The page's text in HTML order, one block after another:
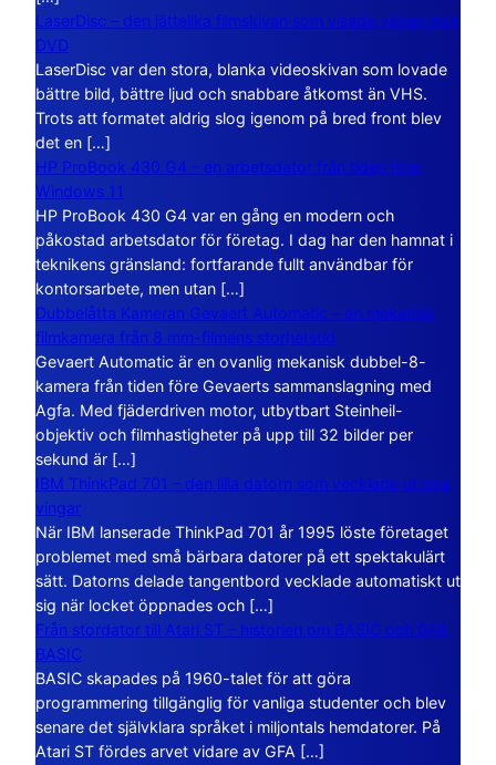
LaserDisc – den jättelika filmskivan som visade vägen mot
DVD
LaserDisc var den stora, blanka videoskivan som lovade
bättre bild, bättre ljud och snabbare åtkomst än VHS.
Trots att formatet aldrig slog igenom på bred front blev
det en […]
HP ProBook 430 G4 – en arbetsdator från tiden före
Windows 11
HP ProBook 430 G4 var en gång en modern och
påkostad arbetsdator för företag. I dag har den hamnat i
teknikens gränsland: fortfarande fullt användbar för
kontorsarbete, men utan […]
Dubbelåtta Kameran Gevaert Automatic – en mekanisk
filmkamera från 8 mm-filmens storhetstid
Gevaert Automatic är en ovanlig mekanisk dubbel-8-
kamera från tiden före Gevaerts sammanslagning med
Agfa. Med fjäderdriven motor, utbytbart Steinheil-
objektiv och filmhastigheter på upp till 32 bilder per
sekund är […]
IBM ThinkPad 701 – den lilla datorn som vecklade ut sina
vingar
När IBM lanserade ThinkPad 701 år 1995 löste företaget
problemet med små bärbara datorer på ett spektakulärt
sätt. Datorns delade tangentbord vecklade automatiskt ut
sig när locket öppnades och […]
Från stordator till Atari ST – historien om BASIC och GFA
BASIC
BASIC skapades på 1960-talet för att göra
programmering tillgänglig för vanliga studenter och blev
senare det självklara språket i miljontals hemdatorer. På
Atari ST fördes arvet vidare av GFA […]